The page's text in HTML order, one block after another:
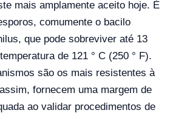
mais amplamente aceito hoje. É
comumente o bacilo
que pode sobreviver até 13
de 121 ° C (250 ° F).
são os mais resistentes à
fornecem uma margem de
ao validar procedimentos de